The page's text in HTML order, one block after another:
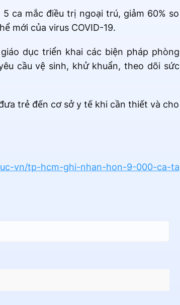
ca mắc điều trị ngoại trú, giảm 60% so
mới của virus COVID-19.
dục triển khai các biện pháp phòng
cầu vệ sinh, khử khuẩn, theo dõi sức
trẻ đến cơ sở y tế khi cần thiết và cho
vn/tp-hcm-ghi-nhan-hon-9-000-ca-ta